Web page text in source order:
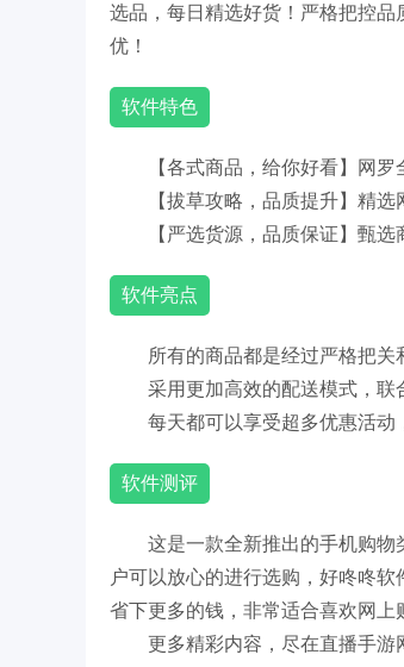
选品，每日精选好货！严格把控
优！
软件特色
【各式商品，给你好看】网
【拔草攻略，品质提升】精
【严选货源，品质保证】甄
软件亮点
所有的商品都是经过严格把关
采用更加高效的配送模式，联
每天都可以享受超多优惠活
软件测评
这是一款全新推出的手机购物
户可以放心的进行选购，好咚咚
省下更多的钱，非常适合喜欢网上
更多精彩内容，尽在直播手游